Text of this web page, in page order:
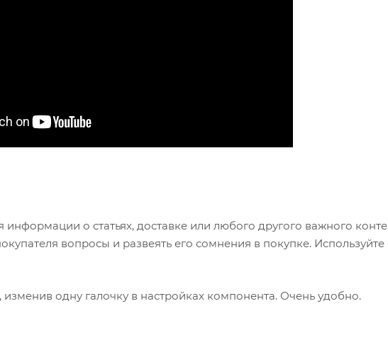
о статьях, доставке или любого другого важного
вопросы и развеять его сомнения в покупке. Используйте
одну галочку в настройках компонента. Очень удобно.